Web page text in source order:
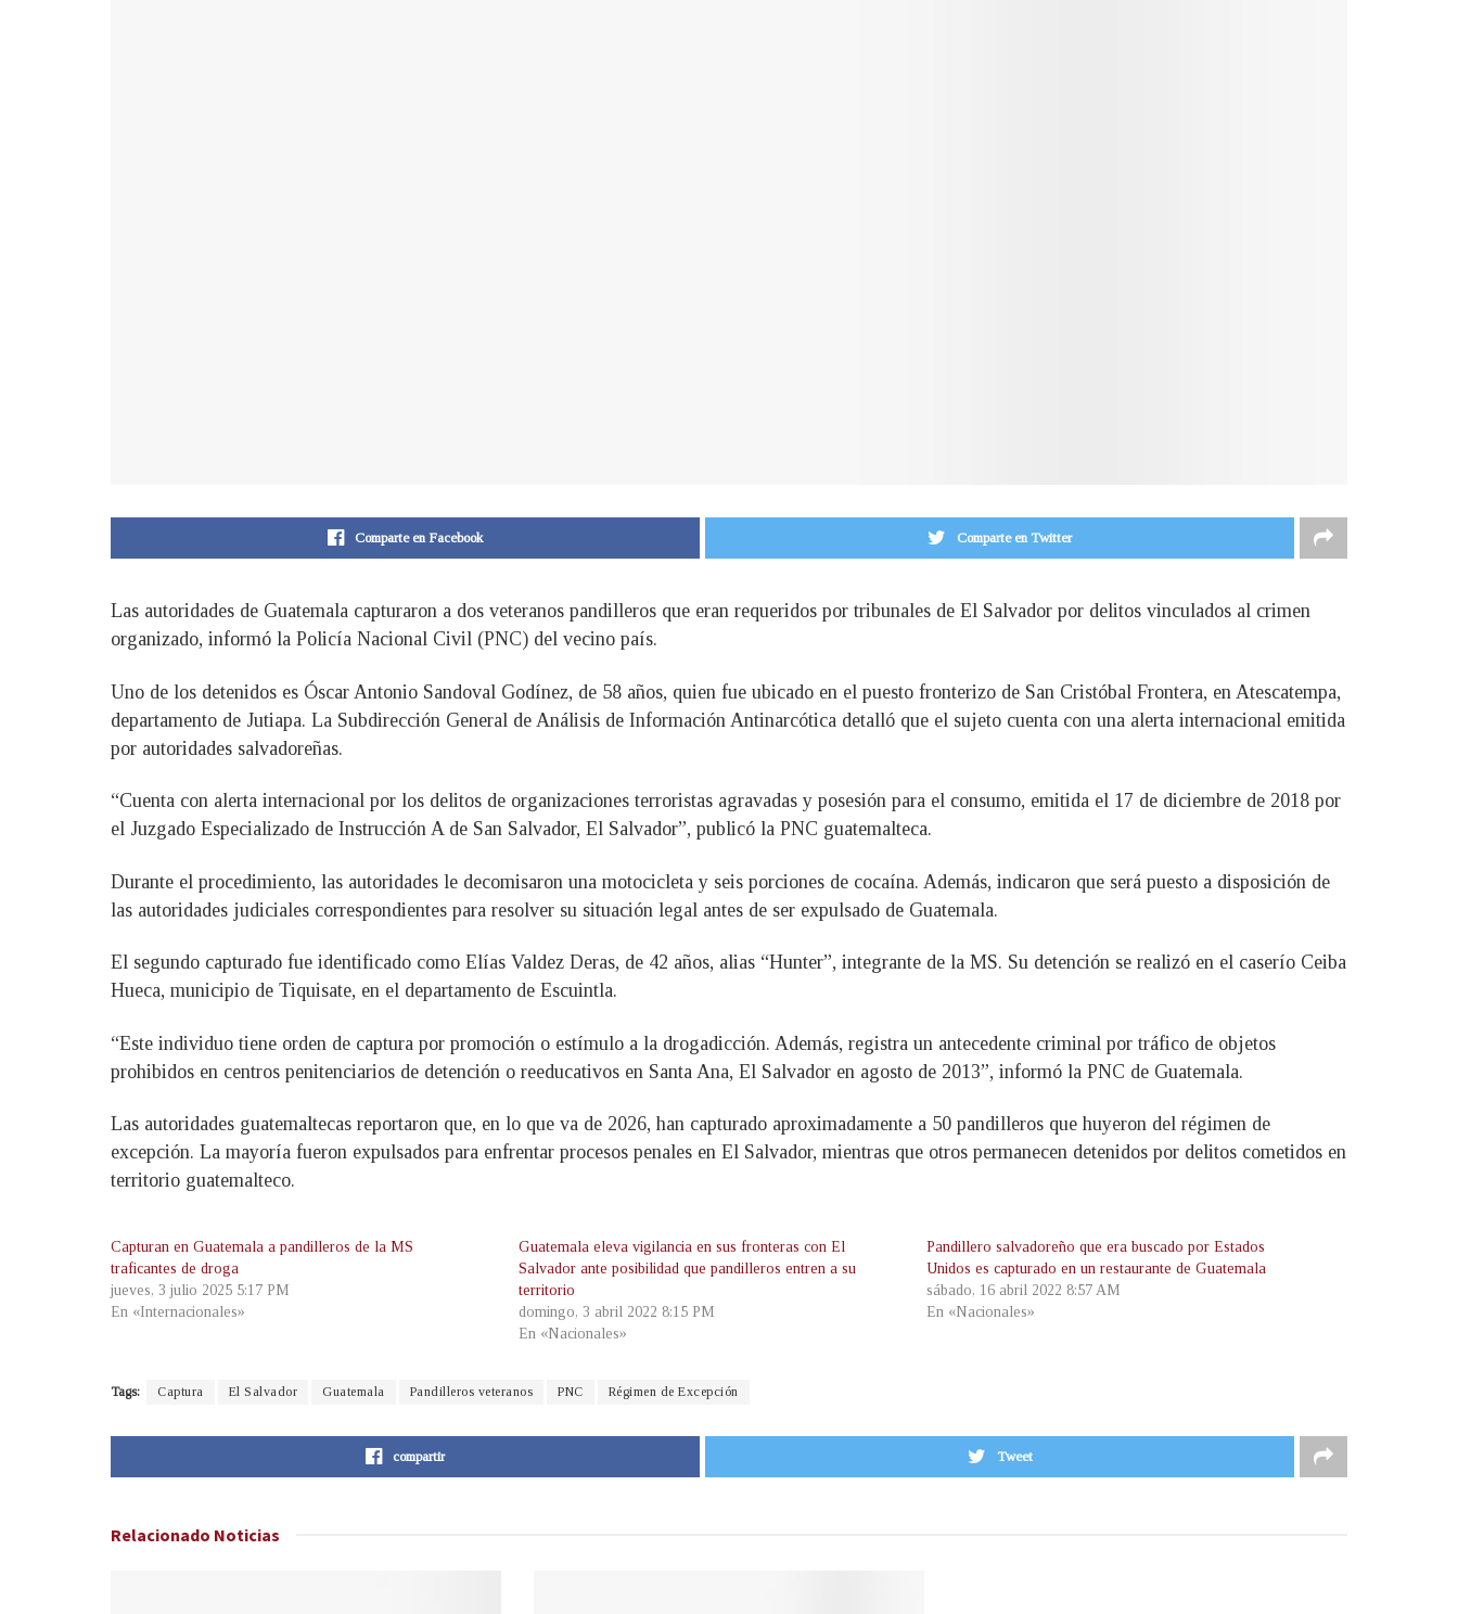
Comparte en Facebook Comparte en Twitter
Las autoridades de Guatemala capturaron a dos veteranos pandilleros que eran requeridos por tribunales de El Salvador por delitos vinculados al crimen
organizado, informó la Policía Nacional Civil (PNC) del vecino país.
Uno de los detenidos es Óscar Antonio Sandoval Godínez, de 58 años, quien fue ubicado en el puesto fronterizo de San Cristóbal Frontera, en Atescatempa,
departamento de Jutiapa. La Subdirección General de Análisis de Información Antinarcótica detalló que el sujeto cuenta con una alerta internacional emitida
por autoridades salvadoreñas.
“Cuenta con alerta internacional por los delitos de organizaciones terroristas agravadas y posesión para el consumo, emitida el 17 de diciembre de 2018 por
el Juzgado Especializado de Instrucción A de San Salvador, El Salvador”, publicó la PNC guatemalteca.
Durante el procedimiento, las autoridades le decomisaron una motocicleta y seis porciones de cocaína. Además, indicaron que será puesto a disposición de
las autoridades judiciales correspondientes para resolver su situación legal antes de ser expulsado de Guatemala.
El segundo capturado fue identificado como Elías Valdez Deras, de 42 años, alias “Hunter”, integrante de la MS. Su detención se realizó en el caserío Ceiba
Hueca, municipio de Tiquisate, en el departamento de Escuintla.
“Este individuo tiene orden de captura por promoción o estímulo a la drogadicción. Además, registra un antecedente criminal por tráfico de objetos
prohibidos en centros penitenciarios de detención o reeducativos en Santa Ana, El Salvador en agosto de 2013”, informó la PNC de Guatemala.
Las autoridades guatemaltecas reportaron que, en lo que va de 2026, han capturado aproximadamente a 50 pandilleros que huyeron del régimen de
excepción. La mayoría fueron expulsados para enfrentar procesos penales en El Salvador, mientras que otros permanecen detenidos por delitos cometidos en
territorio guatemalteco.
Capturan en Guatemala a pandilleros de la MS
traficantes de droga
jueves, 3 julio 2025 5:17 PM
En «Internacionales»
Guatemala eleva vigilancia en sus fronteras con El
Salvador ante posibilidad que pandilleros entren a su
territorio
domingo, 3 abril 2022 8:15 PM
En «Nacionales»
Pandillero salvadoreño que era buscado por Estados
Unidos es capturado en un restaurante de Guatemala
sábado, 16 abril 2022 8:57 AM
En «Nacionales»
Tags: Captura El Salvador Guatemala Pandilleros veteranos PNC Régimen de Excepción
compartir Tweet
Relacionado Noticias